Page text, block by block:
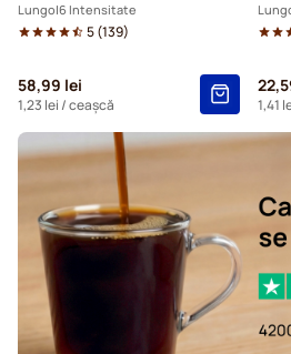
Lungo 6 Intensitate
5(139)
58,99 lei
1,23 lei / ceașcă 1,41